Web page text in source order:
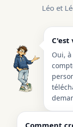
Léo et
Oui,
Comment